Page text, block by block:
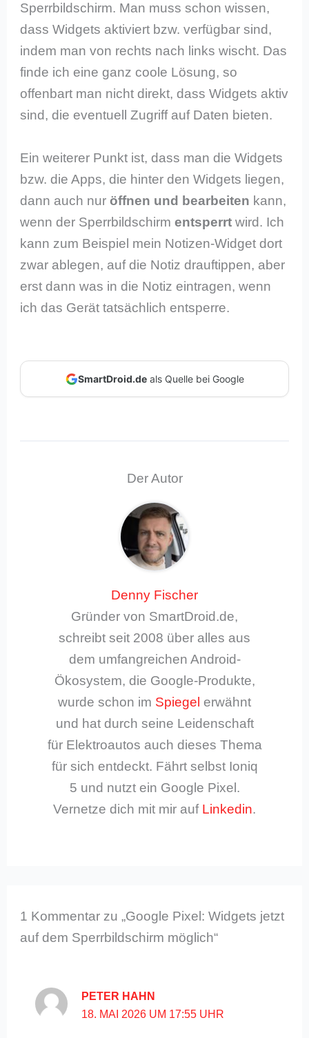
Sperrbildschirm. Man muss schon wissen,
dass Widgets aktiviert bzw. verfügbar sind,
indem man von rechts nach links wischt. Das
finde ich eine ganz coole Lösung, so
offenbart man nicht direkt, dass Widgets aktiv
sind, die eventuell Zugriff auf Daten bieten.
Ein weiterer Punkt ist, dass man die Widgets
bzw. die Apps, die hinter den Widgets liegen,
dann auch nuröffnen und bearbeiten kann,
wenn der Sperrbildschirmentsperrt wird. Ich
kann zum Beispiel mein Notizen-Widget dort
zwar ablegen, auf die Notiz drauftippen, aber
erst dann was in die Notiz eintragen, wenn
ich das Gerät tatsächlich entsperre.
SmartDroid.deals Quelle bei Google
Der Autor
Denny Fischer
Gründer von SmartDroid.de,
schreibt seit 2008 über alles aus
dem umfangreichen Android-
Ökosystem, die Google-Produkte,
wurde schon im Spiegel erwähnt
und hat durch seine Leidenschaft
für Elektroautos auch dieses Thema
für sich entdeckt. Fährt selbst Ioniq
5 und nutzt ein Google Pixel.
Vernetze dich mit mir auf Linkedin.
1 Kommentar zu „Google Pixel: Widgets jetzt
auf dem Sperrbildschirm möglich“
PETER HAHN
18. MAI 2026 UM 17:55 UHR